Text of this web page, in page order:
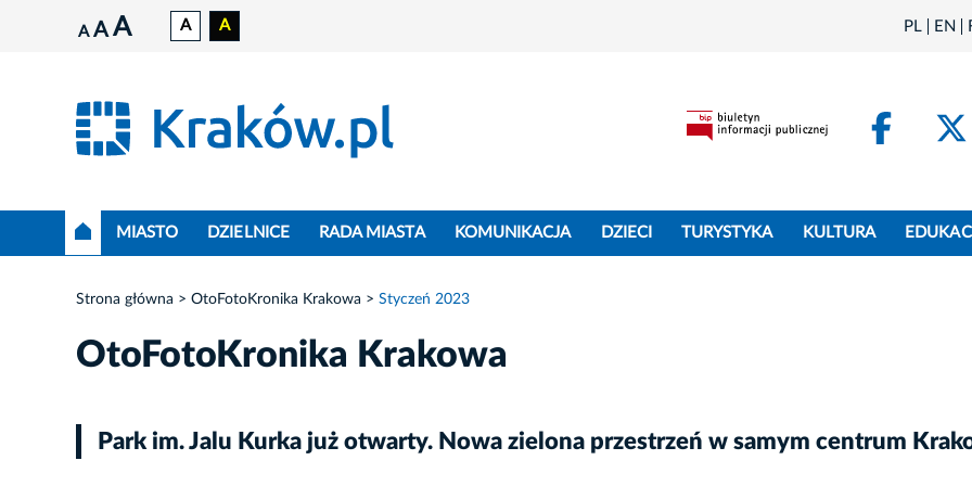
A A A A A PL EN
MIASTO DZIELNICE RADA MIASTA KOMUNIKACJA DZIECI TURYSTYKA KULTURA
Strona główna OtoFotoKronika Krakowa Styczeń 2023
OtoFotoKronika Krakowa
Park im. Jalu Kurka już otwarty. Nowa zielona przestrzeń w samym centrum